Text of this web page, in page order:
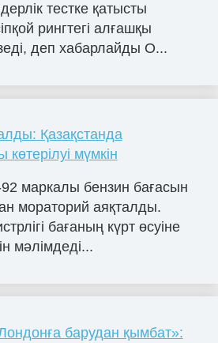
тестке қатысты
рингтегі алғашқы
деп хабарлайды O...
Қазақстанда
мүмкін
маркалы бензин бағасын
мораторий аяқталды.
бағаның күрт өсуіне
мәлімдеді...
барудан қымбат»: